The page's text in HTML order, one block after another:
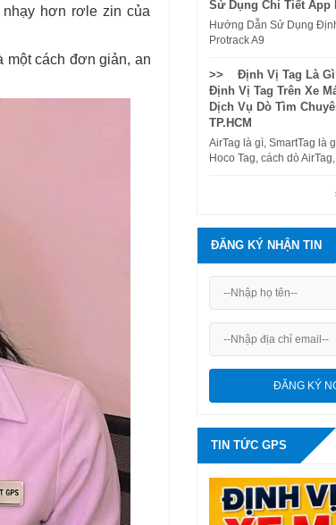
hơn rơle zin của
một cách đơn giản, an
Sử Dụng Chi Tiết App
Hướng Dẫn Sử Dụng
Protrack A9
>> Định Vị Tag Là
Định Vị Tag Trên Xe
Dịch Vụ Dò Tìm
TP.HCM
AirTag là gì, SmartTag là
Hoco Tag, cách dò
ĐĂNG KÝ NHẬN TIN
TIN TỨC GPS